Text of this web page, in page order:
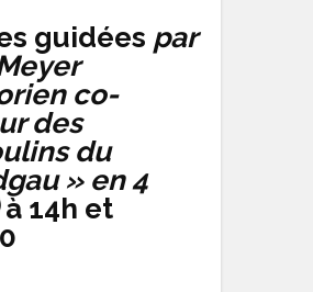
guidées par
co-
des
du
» en 4
à 14h et